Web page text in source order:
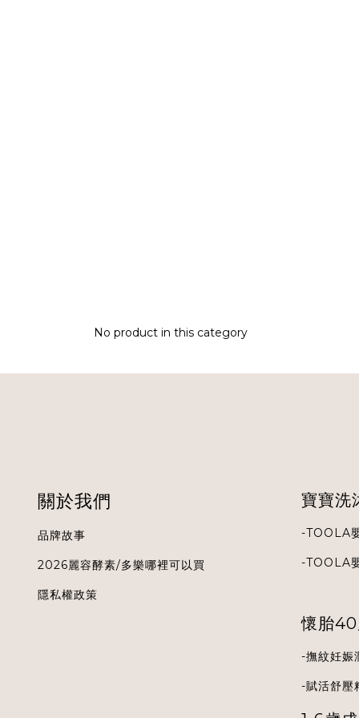
No product in this category
關於我們
品牌故事
2026麗容酵素/多樂哪裡可以買
隱私權政策
寶寶洗
-TOOLA
-TOOLA
懷胎
-撫紋妊娠
-賦活舒壓